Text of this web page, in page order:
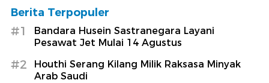
Berita Terpopuler
#1
Bandara Husein Sastranegara Layani
Pesawat Jet Mulai 14 Agustus
#2
Houthi Serang Kilang Milik Raksasa Minyak
Arab Saudi